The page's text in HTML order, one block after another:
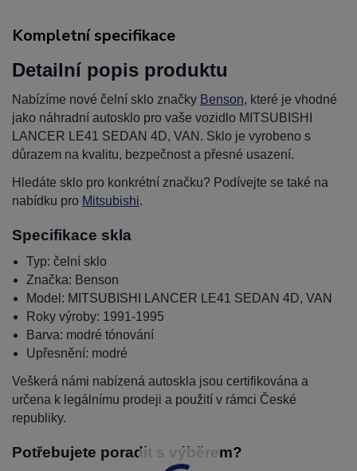
Kompletní specifikace
Detailní popis produktu
Nabízíme nové čelní sklo značky Benson, které je vhodné
jako náhradní autosklo pro vaše vozidlo MITSUBISHI
LANCER LE41 SEDAN 4D, VAN. Sklo je vyrobeno s
důrazem na kvalitu, bezpečnost a přesné usazení.
Hledáte sklo pro konkrétní značku? Podívejte se také na
nabídku pro Mitsubishi.
Specifikace skla
Typ: čelní sklo
Značka: Benson
Model: MITSUBISHI LANCER LE41 SEDAN 4D, VAN
Roky výroby: 1991-1995
Barva: modré tónování
Upřesnění: modré
Veškerá námi nabízená autoskla jsou certifikována a
určena k legálnímu prodeji a použití v rámci České
republiky.
Potřebujete poradit s výběrem?